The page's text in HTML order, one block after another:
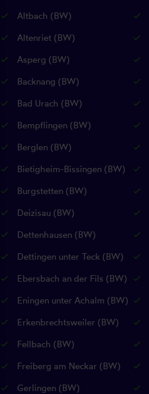
Altbach (BW)
Altenriet (BW)
Asperg (BW)
Backnang (BW)
Bad Urach (BW)
Bempflingen (BW)
Berglen (BW)
Bietigheim-Bissingen (BW)
Burgstetten (BW)
Deizisau (BW)
Dettenhausen (BW)
Dettingen unter Teck (BW)
Ebersbach an der Fils (BW)
Eningen unter Achalm (BW)
Erkenbrechtsweiler (BW)
Fellbach (BW)
Freiberg am Neckar (BW)
Gerlingen (BW)